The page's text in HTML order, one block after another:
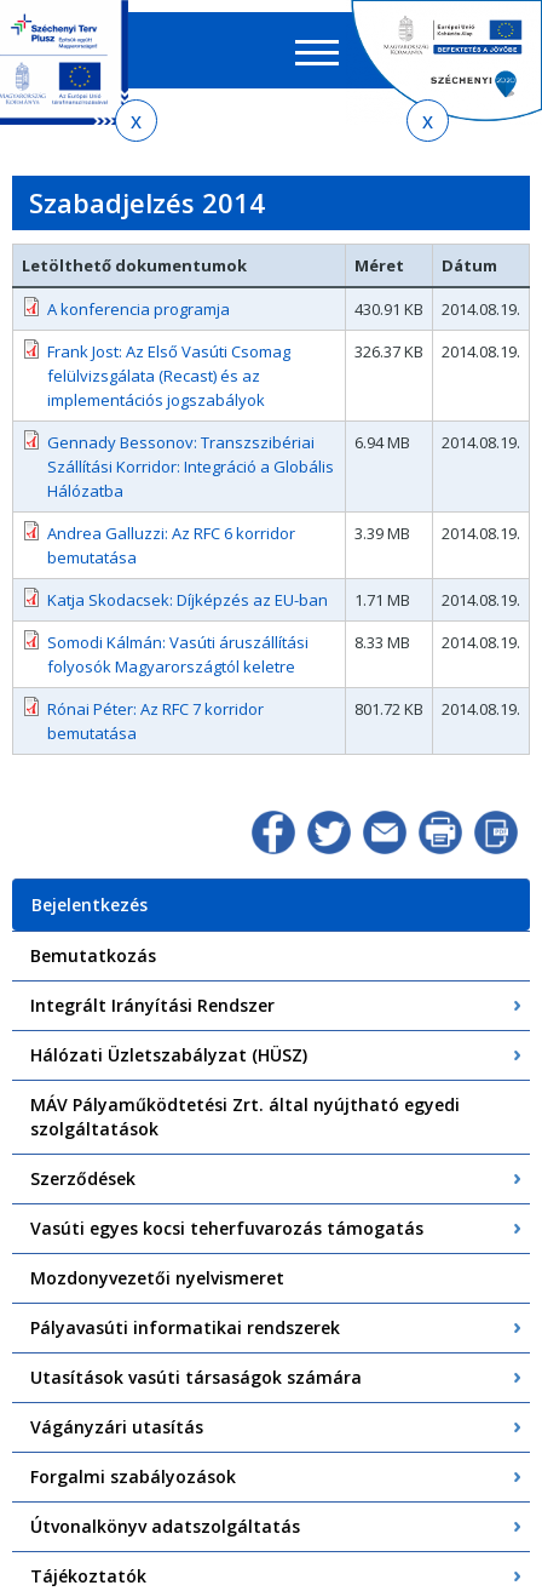
almenühöz
tartalomra
oldaltérképre
EN HU
űrlap
Szabadjelzés 2014
Letölthető dokumentumok Méret
Dátum
A konferencia programja
430.91 KB
2014.08.19.
Frank Jost: Az Első Vasúti Csomag
felülvizsgálata (Recast) és az
implementációs jogszabályok
326.37 KB 2014.08.19.
Gennady Bessonov: Transzszibériai
Szállítási Korridor: Integráció a Globális
Hálózatba
6.94 MB 2014.08.19.
Andrea Galluzzi: Az RFC 6 korridor
bemutatása
3.39 MB 2014.08.19.
Katja Skodacsek: Díjképzés az EU-ban 1.71 MB
2014.08.19.
Somodi Kálmán: Vasúti áruszállítási
folyosók Magyarországtól keletre
8.33 MB 2014.08.19.
Rónai Péter: Az RFC 7 korridor
bemutatása
801.72 KB 2014.08.19.
Bejelentkezés
Bemutatkozás
Integrált Irányítási Rendszer
Hálózati Üzletszabályzat (HÜSZ)
MÁV Pályaműködtetési Zrt. által nyújtható egyedi
szolgáltatások
Szerződések
Vasúti egyes kocsi teherfuvarozás támogatás
Mozdonyvezetői nyelvismeret
Pályavasúti informatikai rendszerek
Utasítások vasúti társaságok számára
Vágányzári utasítás
Forgalmi szabályozások
Útvonalkönyv adatszolgáltatás
Tájékoztatók